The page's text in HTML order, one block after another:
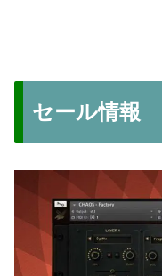
セール情報